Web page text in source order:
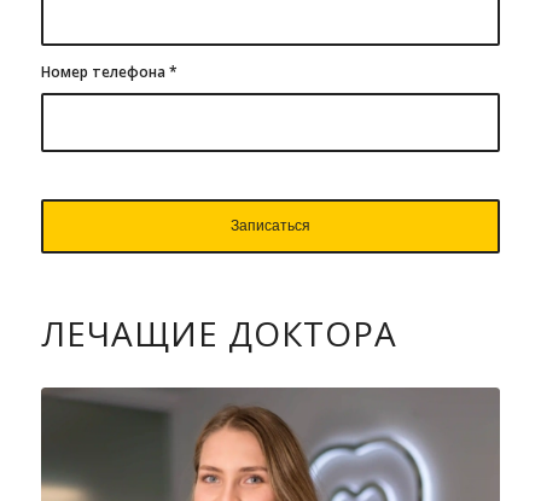
Номер телефона*
ЛЕЧАЩИЕ ДОКТОРА